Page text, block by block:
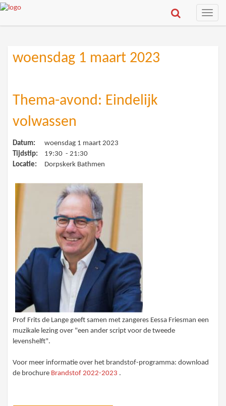
Toggle
woensdag 1 maart 2023
Thema-avond: Eindelijk
volwassen
Datum:
woensdag 1 maart 2023
Tijdstip:
19:30 - 21:30
Locatie:
Dorpskerk Bathmen
Prof Frits de Lange geeft samen met zangeres Eessa Friesman een
muzikale lezing over "een ander script voor de tweede
levenshelft".
Voor meer informatie over het brandstof-programma: download
de brochure Brandstof 2022-2023 .